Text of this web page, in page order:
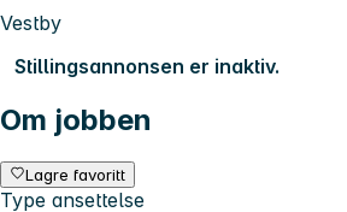
Vestby
Stillingsannonsen er inaktiv.
Om jobben
Lagre favoritt
Type ansettelse